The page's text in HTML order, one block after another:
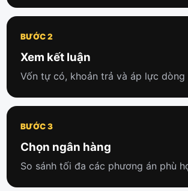
BƯỚC 2
Xem kết luận
Vốn tự có, khoản trả và áp lực dòng
BƯỚC 3
Chọn ngân hàng
So sánh tối đa các phương án phù